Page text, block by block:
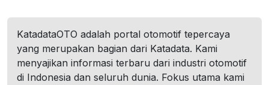
KatadataOTO adalah portal otomotif tepercaya
yang merupakan bagian dari Katadata. Kami
menyajikan informasi terbaru dari industri otomotif
di Indonesia dan seluruh dunia. Fokus utama kami